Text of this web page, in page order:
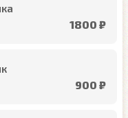
1800 ₽
900 ₽